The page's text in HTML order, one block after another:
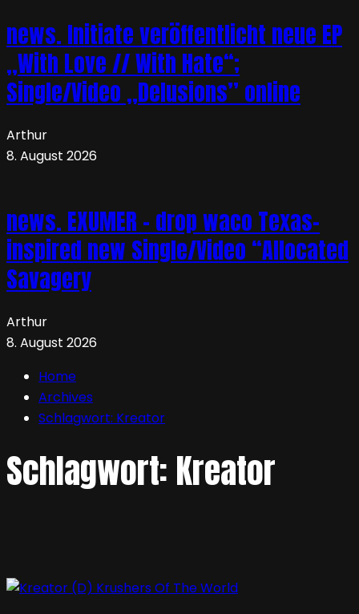
news. Initiate veröffentlicht neue EP
„With Love // With Hate“;
Single/Video „Delusions” online
Arthur
8. August 2026
news. EXUMER – drop waco Texas-
inspired new Single/Video “Allocated
Savagery
Arthur
8. August 2026
Home
Archives
Schlagwort: Kreator
Schlagwort: Kreator